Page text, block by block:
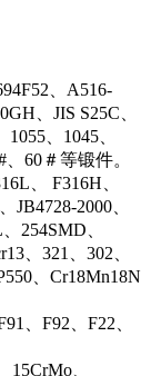
、A516-
、JIS S25C、
、1045、
60＃等锻件。
、 F316H、
JB4728-2000、
254SMD、
、321、302、
、Cr18Mn18N
、F92、F22、
15CrMo、